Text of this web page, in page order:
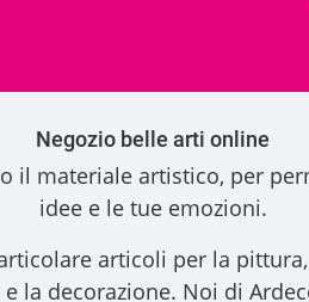
Negozio belle arti online
il materiale artistico, per
idee e le tue emozioni.
articoli per la
la decorazione. Noi di